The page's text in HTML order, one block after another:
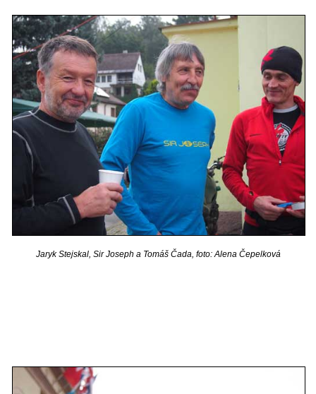
Jaryk Stejskal, Sir Joseph a Tomáš Čada, foto: Alena Čepelková